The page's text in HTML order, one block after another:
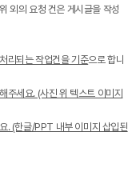
외의 요청 건은 게시글을 작성
처리되는 작업건을 기준으로 합니
주세요. (사진 위 텍스트 이미지
. (한글/PPT 내부 이미지 삽입된